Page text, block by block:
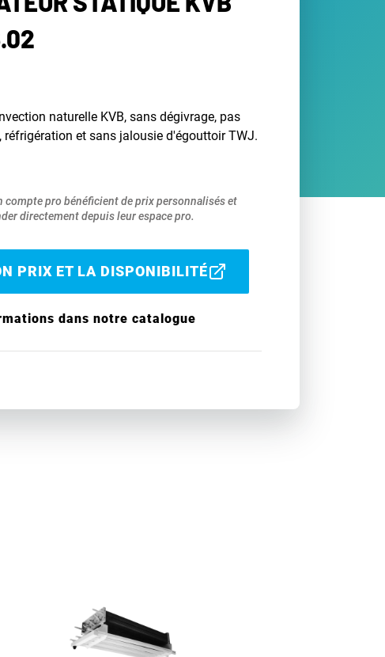
naturelle KVB, sans dégivrage, pas
réfrigération et sans jalousie d'égouttoir TWJ.
compte pro bénéficient de prix personnalisés et
directement depuis leur espace pro.
PRIX ET LA DISPONIBILITÉ
dans notre catalogue